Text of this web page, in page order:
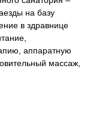
на базу
в здравнице
аппаратную
массаж,